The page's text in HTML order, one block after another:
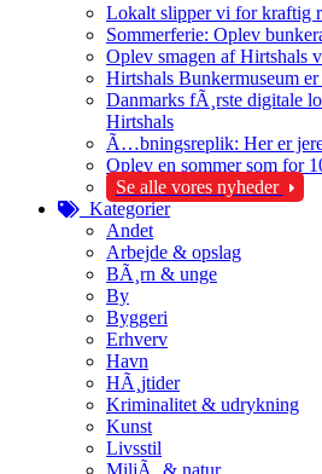
Lokalt slipper vi for kraftig
Sommerferie: Oplev
Oplev smagen af Hirtshals
Hirtshals Bunkermuseum
Danmarks fÃ¸rste digitale
Hirtshals
Ã…bningsreplik: Her er
Oplev en sommer som for
Se alle vores nyheder
Kategorier
Andet
Arbejde & opslag
BÃ¸rn & unge
By
Byggeri
Erhverv
Havn
HÃ¸jtider
Kriminalitet & udrykning
Kunst
Livsstil
MiljÃ¸ & natur